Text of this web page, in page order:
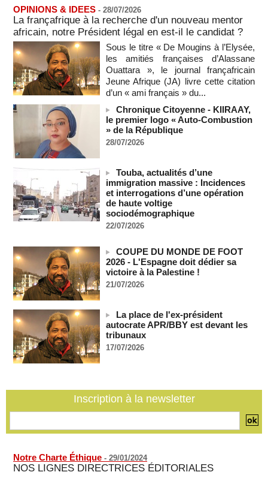
Au Nigeria, plus de 300 victimes d’enlèvements ont été
libérées
06/08/2026 -
Au Nigeria, plus de 300 victimes d’enlèvements ont été
libérées
06/08/2026 -
Soutenir l’intégrité de l’information à Sao Tomé-et-Principe à
l’approche des élections
06/08/2026 -
Taïwan bloque un pont stratégique lors de la simulation d'une
invasion par la Chine
06/08/2026 -
records en Europe
06/08/2026
Soudan du Sud : Les avocats de Riek Machar sollicitent un
accès à leur client avant la prochaine audience
06/08/2026 -
policière contre le narcotrafic
06/08/2026 -
Guinée : l'absence du président Doumbouya ravive les
tensions politiques
06/08/2026 -
Bénin: le nouveau Sénat élit son premier président
06/08/2026 -
La Centrafrique et le Cameroun apaisent les tensions après
un incident frontalier
OPINIONS & IDEES - 28/07/2026
La françafrique à la recherche d'un nouveau mentor
africain, notre Président légal en est-il le candidat ?
Sous le titre « De Mougins à l’Elysée,
les amitiés françaises d’Alassane
Ouattara », le journal françafricain
Jeune Afrique (JA) livre cette citation
d’un « ami français » du...
Chronique Citoyenne - KIIRAAY,
le premier logo « Auto-Combustion
» de la République
28/07/2026
Touba, actualités d’une
immigration massive : Incidences
et interrogations d’une opération
de haute voltige
sociodémographique
22/07/2026
COUPE DU MONDE DE FOOT
2026 - L'Espagne doit dédier sa
victoire à la Palestine !
21/07/2026
La place de l'ex-président
autocrate APR/BBY est devant les
tribunaux
17/07/2026
Inscription à la newsletter
Notre Charte Éthique - 29/01/2024
NOS LIGNES DIRECTRICES ÉDITORIALES